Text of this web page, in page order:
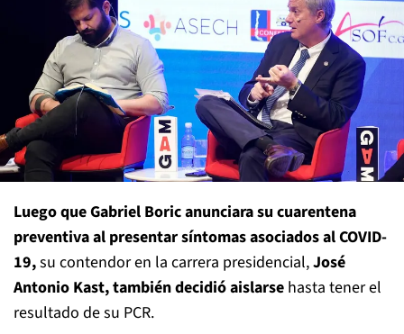
Luego que Gabriel Boric anunciara su cuarentena
preventiva al presentar síntomas asociados al COVID-
19,su contendor en la carrera presidencial,José
Antonio Kast, también decidió aislarse hasta tener el
resultado de su PCR.